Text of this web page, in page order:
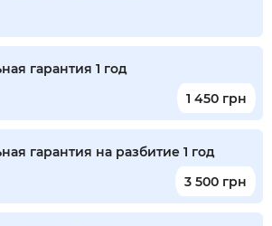
гарантия 1 год
1 450 грн
гарантия на разбитие 1 год
3 500 грн